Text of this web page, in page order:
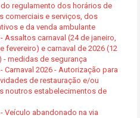
regulamento dos horários de
comerciais e serviços, dos
e da venda ambulante
Assaltos carnaval (24 de janeiro,
fevereiro) e carnaval de 2026 (12
- medidas de segurança
Carnaval 2026 - Autorização para
de restauração e/ou
noutros estabelecimentos de
Veículo abandonado na via